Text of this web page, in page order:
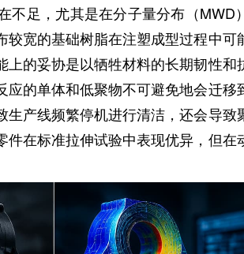
不足，尤其是在分子量分布（MWD
宽的基础树脂在注塑成型过程中可
的妥协是以牺牲材料的长期韧性和
的单体和低聚物不可避免地会迁移
产线频繁停机进行清洁，还会导致
在标准拉伸试验中表现优异，但在